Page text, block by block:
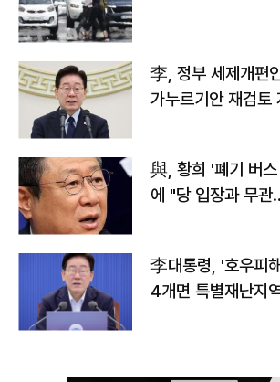
李, 정부 세제개편
가누르기안 재검토
與, 황희 '폐기 버
에 "당 입장과 무
李대통령, '호우피
4개면 특별재난지